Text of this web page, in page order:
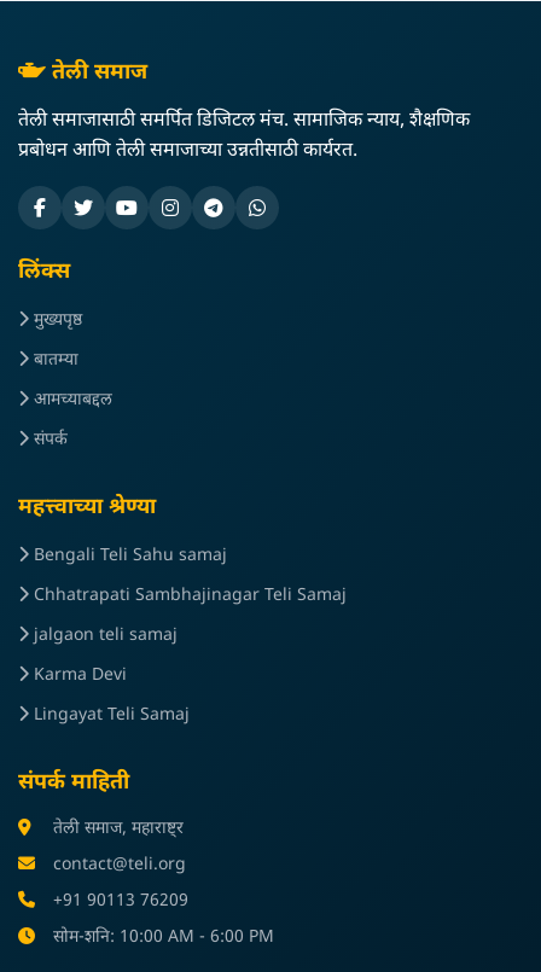
तेली समाज
तेली समाजासाठी समर्पित डिजिटल मंच. सामाजिक न्याय, शैक्षणिक
प्रबोधन आणि तेली समाजाच्या उन्नतीसाठी कार्यरत.
लिंक्स
मुख्यपृष्ठ
बातम्या
आमच्याबद्दल
संपर्क
महत्त्वाच्या श्रेण्या
Bengali Teli Sahu samaj
Chhatrapati Sambhajinagar Teli Samaj
jalgaon teli samaj
Karma Devi
Lingayat Teli Samaj
संपर्क माहिती
तेली समाज, महाराष्ट्र
contact@teli.org
+91 90113 76209
सोम-शनि: 10:00 AM - 6:00 PM